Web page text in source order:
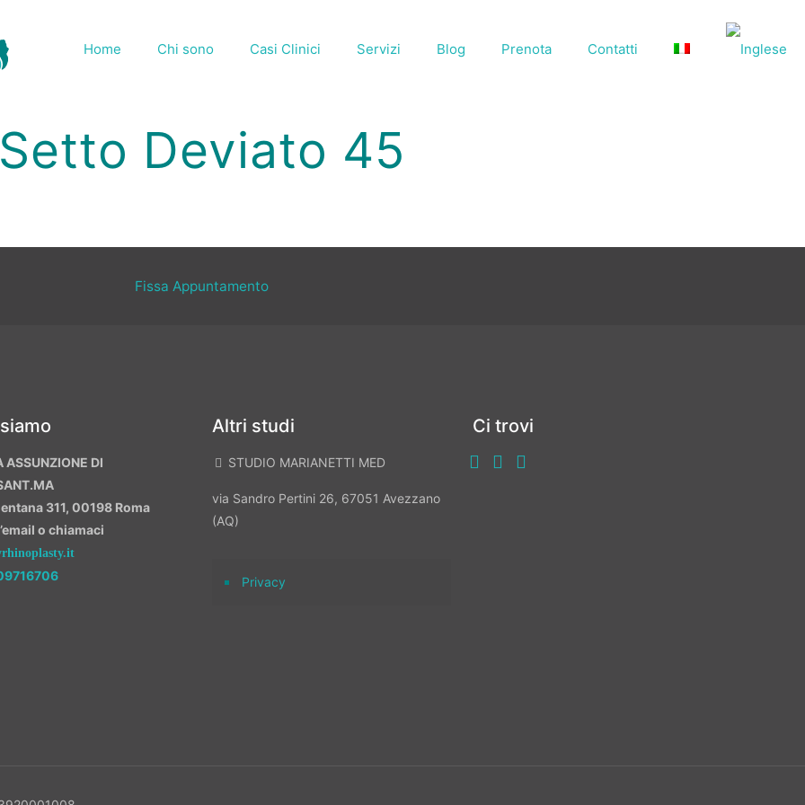
Home Chi sono Casi Clinici Servizi Blog Prenota Contatti
Deviato 45
Fissa Appuntamento
ASSUNZIONE DI
311, 00198 Roma
o chiamaci
Altri studi
STUDIO MARIANETTI MED
via Sandro Pertini 26, 67051 Avezzano
(AQ)
Privacy
Ci trovi